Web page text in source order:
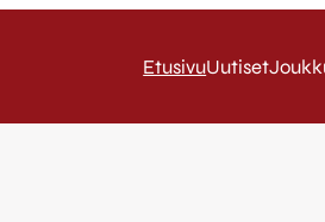
EtusivuUutiset